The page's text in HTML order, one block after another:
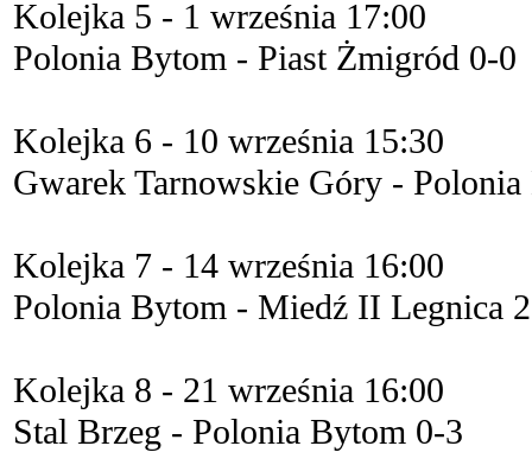
Kolejka 5 - 1 września 17:00
Polonia Bytom - Piast Żmigród 0-0
Kolejka 6 - 10 września 15:30
Gwarek Tarnowskie Góry -
Kolejka 7 - 14 września 16:00
Polonia Bytom - Miedź II Legnica
Kolejka 8 - 21 września 16:00
Stal Brzeg - Polonia Bytom 0-3